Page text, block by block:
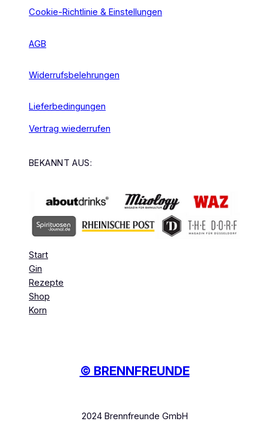
Cookie-Richtlinie & Einstellungen
AGB
Widerrufsbelehrungen
Lieferbedingungen
Vertrag wiederrufen
BEKANNT AUS:
Start
Gin
Rezepte
Shop
Korn
© BRENNFREUNDE
2024 Brennfreunde GmbH